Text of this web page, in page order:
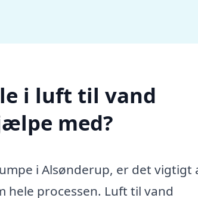
i luft til vand
med?
i Alsønderup, er det vigtigt
processen. Luft til vand